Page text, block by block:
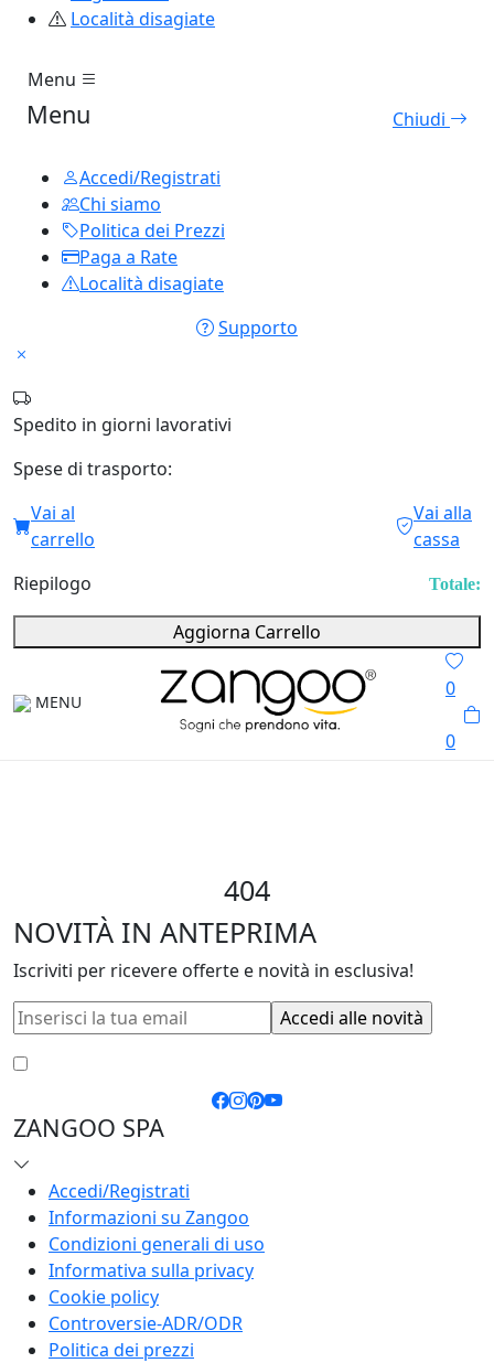
Località disagiate
Menu
Menu Chiudi
Accedi/Registrati
Chi siamo
Politica dei Prezzi
Paga a Rate
Località disagiate
Supporto
Spedito in giorni lavorativi
Spese di trasporto:
Vai al
carrello
Vai alla
cassa
Riepilogo
Totale:
Aggiorna Carrello
MENU
0
0
404
NOVITÀ IN ANTEPRIMA
Iscriviti per ricevere offerte e novità in esclusiva!
ZANGOO SPA
Accedi/Registrati
Informazioni su Zangoo
Condizioni generali di uso
Informativa sulla privacy
Cookie policy
Controversie-ADR/ODR
Politica dei prezzi